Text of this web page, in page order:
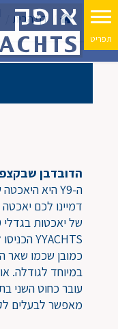
דף הבית
הדובדבן
ה-Y9 היא היאכטה שממנה עשויים חלומות. ספינת הדגל של מספנת YYACHTS.
של יאכטות בגדלי 100 רגל!
YYACHTS הכניסו ל-Y9 את כל ה-DNA של המספנה כפי שהוגדרו ב-Y7 וב-Y8.
במיוחד לגודלה.
מאפשר לבעלים